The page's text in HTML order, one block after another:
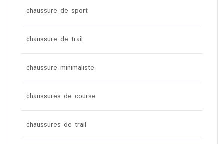
chaussure de sport
chaussure de trail
chaussure minimaliste
chaussures de course
chaussures de trail